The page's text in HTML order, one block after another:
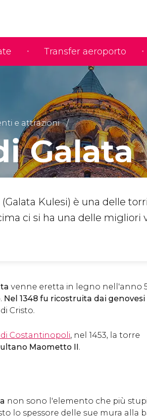
Transfer aeroporto
e attrazioni
Galata
(Galata Kulesi) è una delle
ci si ha una delle migliori
venne eretta in legno nell'anno
Nel 1348 fu ricostruita dai genovesi
Cristo.
Costantinopoli, nel 1453, la torre
Maometto II.
non sono l'elemento che più
lo spessore delle sue mura alla